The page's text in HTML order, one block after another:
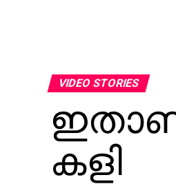
VIDEO STORIES
കളി